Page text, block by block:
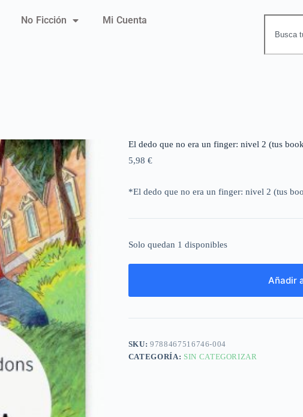
No Ficción Mi Cuenta
El dedo que no era un finger: nivel 2 (tus
5,98 €
*El dedo que no era un finger: nivel 2 (tus
Solo quedan 1 disponibles
Añadir
SKU:9788467516746-004
CATEGORÍA: SIN CATEGORIZAR